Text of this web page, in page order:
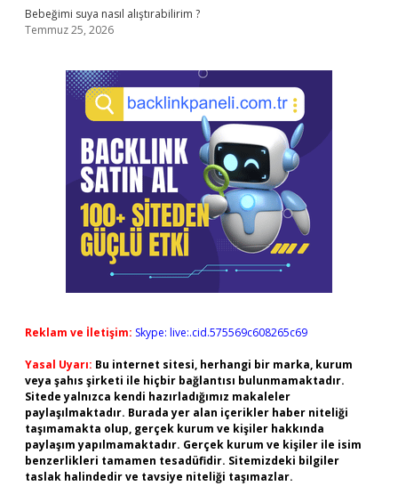
Bebeğimi suya nasıl alıştırabilirim ?
Temmuz 25, 2026
Reklam ve İletişim: Skype: live:.cid.575569c608265c69
Yasal Uyarı: Bu internet sitesi, herhangi bir marka, kurum
veya şahıs şirketi ile hiçbir bağlantısı bulunmamaktadır.
Sitede yalnızca kendi hazırladığımız makaleler
paylaşılmaktadır. Burada yer alan içerikler haber niteliği
taşımamakta olup, gerçek kurum ve kişiler hakkında
paylaşım yapılmamaktadır. Gerçek kurum ve kişiler ile isim
benzerlikleri tamamen tesadüfidir. Sitemizdeki bilgiler
taslak halindedir ve tavsiye niteliği taşımazlar.